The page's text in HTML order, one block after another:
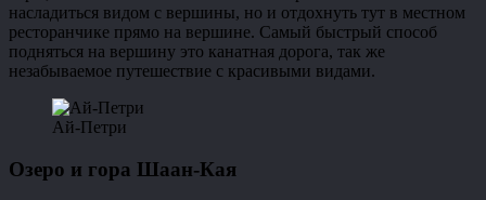
насладиться видом с вершины, но и отдохнуть тут в местном
ресторанчике прямо на вершине. Самый быстрый способ
подняться на вершину это канатная дорога, так же
незабываемое путешествие с красивыми видами.
Ай-Петри
Озеро и гора Шаан-Кая